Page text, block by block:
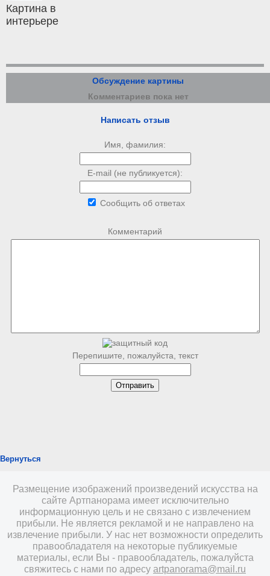
Картина в
интерьере
Обсуждение картины
Комментариев пока нет
Написать отзыв
Имя, фамилия:
E-mail (не публикуется):
Сообщить об ответах
Комментарий
Перепишите, пожалуйста, текст
Вернуться
Размещение изображений произведений искусства на
сайте Артпанорама имеет исключительно
информационную цель и не связано с извлечением
прибыли. Не является рекламой и не направлено на
извлечение прибыли. У нас нет возможности определить
правообладателя на некоторые публикуемые
материалы, если Вы - правообладатель, пожалуйста
свяжитесь с нами по адресу artpanorama@mail.ru